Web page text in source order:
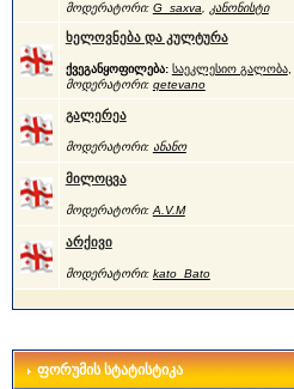
მოდერატორი: G_saxva კანონისტი
ხელოვნება და კულტურა
ქვეგანყოფილება: საეკლესიო გალობა,
მოდერატორი: qetevano
გალერეა
მოდერატორი: ანანო
მილოცვა
მოდერატორი: A.V.M
არქივი
მოდერატორი: kato_Bato
ფორუმის სტატისტიკა